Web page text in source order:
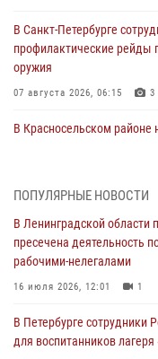
В Санкт-Петербурге
профилактические рейды
оружия
07 августа 2026, 06:15 3
В Красносельском районе
06 августа 2026, 13:39 1
В Центральном районе
хулигана, стрелявшего из
домами
06 августа 2026, 11:36
Сотрудники и
правопорядок при
ПОПУЛЯРНЫЕ НОВОСТИ
В Ленинградской
пресечена деятельность
рабочими-нелегалами
16 июля 2026, 12:01 1
В Петербурге сотрудники
для воспитанников